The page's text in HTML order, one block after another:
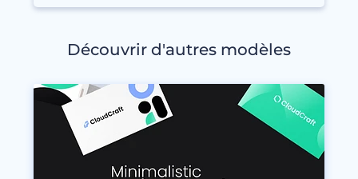
Découvrir d'autres modèles